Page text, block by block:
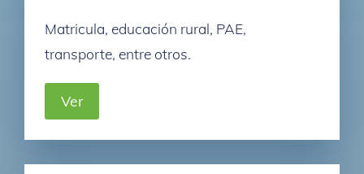
Matricula, educación rural, PAE,
transporte, entre otros.
Ver